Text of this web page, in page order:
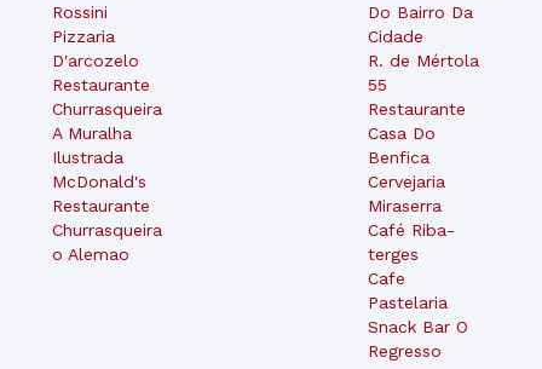
Rossini
Pizzaria
D'arcozelo
Restaurante
Churrasqueira
A Muralha
Ilustrada
McDonald's
Restaurante
Churrasqueira
o Alemao
Do Bairro Da
Cidade
R. de Mértola
55
Restaurante
Casa Do
Benfica
Cervejaria
Miraserra
Café Riba-
terges
Cafe
Pastelaria
Snack Bar O
Regresso